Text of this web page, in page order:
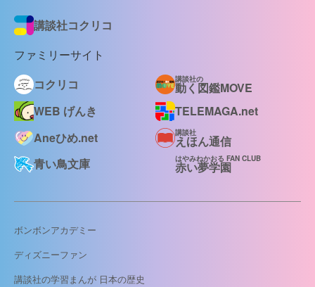
講談社コクリコ
ファミリーサイト
コクリコ
講談社の
動く図鑑MOVE
WEB げんき
TELEMAGA.net
Aneひめ.net
講談社
えほん通信
青い鳥文庫
はやみねかおる FAN CLUB
赤い夢学園
ボンボンアカデミー
ディズニーファン
講談社の学習まんが 日本の歴史